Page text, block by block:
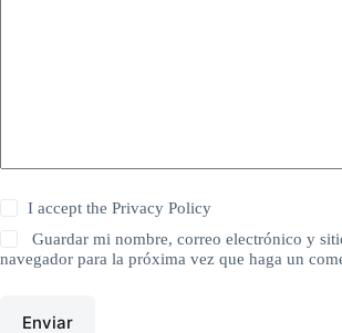
I accept thePrivacy Policy
Guardar mi nombre, correo electrónico y
navegador para la próxima vez que haga un
Enviar